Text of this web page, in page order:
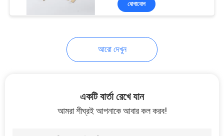
বিড টুথপিক্স
যোগাযোগ
আরো দেখুন
একটি বার্তা রেখে যান
আমরা শীঘ্রই আপনাকে আবার কল করব!